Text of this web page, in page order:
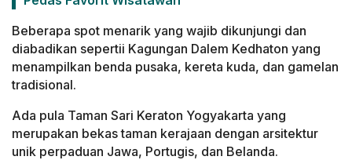
Beberapa spot menarik yang wajib dikunjungi dan
diabadikan sepertii Kagungan Dalem Kedhaton yang
menampilkan benda pusaka, kereta kuda, dan gamelan
tradisional.
Ada pula Taman Sari Keraton Yogyakarta yang
merupakan bekas taman kerajaan dengan arsitektur
unik perpaduan Jawa, Portugis, dan Belanda.